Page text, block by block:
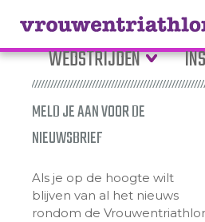
WEDSTRIJDEN
MELD JE AAN VOOR DE
NIEUWSBRIEF
Als je op de hoogte wilt
blijven van al het nieuws
rondom de